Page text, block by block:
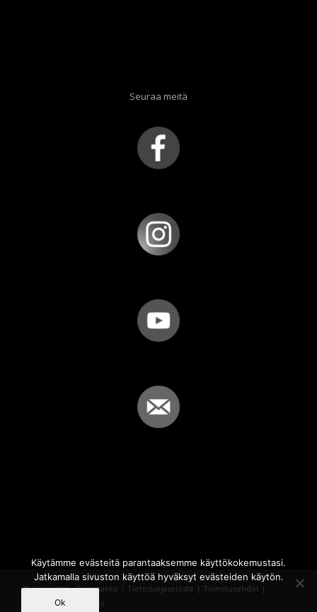
Seuraa meitä
© Copyright - Sammakko | Tietosuojaseloste | Toimitusehdot |
Powered by
iQWebbi
Käytämme evästeitä parantaaksemme käyttökokemustasi.
Jatkamalla sivuston käyttöä hyväksyt evästeiden käytön.
Ok